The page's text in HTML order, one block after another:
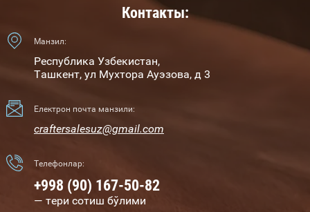
Контакты:
Манзил:
Республика Узбекистан,
Ташкент, ул Мухтора Ауэзова, д 3
Електрон почта манзили:
craftersalesuz@gmail.com
Телефонлар:
+998 (90) 167-50-82
— тери сотиш бўлими